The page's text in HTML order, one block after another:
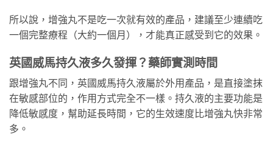
所以說，增強丸不是吃一次就有效的產品，建議至少連續吃
一個完整療程（大約一個月），才能真正感受到它的效果。
英國威馬持久液多久發揮？藥師實測時間
跟增強丸不同，英國威馬持久液屬於外用產品，是直接塗抹
在敏感部位的，作用方式完全不一樣。持久液的主要功能是
降低敏感度，幫助延長時間，它的生效速度比增強丸快非常
多。